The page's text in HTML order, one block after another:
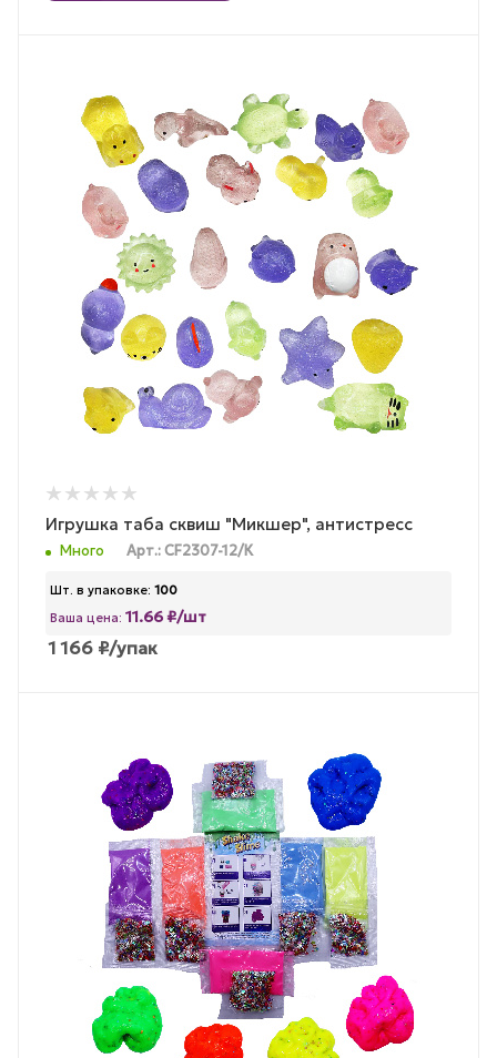
Игрушка таба сквиш "Микшер", антистресс
Много Арт.: CF2307-12/К
Шт. в упаковке: 100
Ваша цена: 11.66 ₽/шт
1 166 ₽/упак